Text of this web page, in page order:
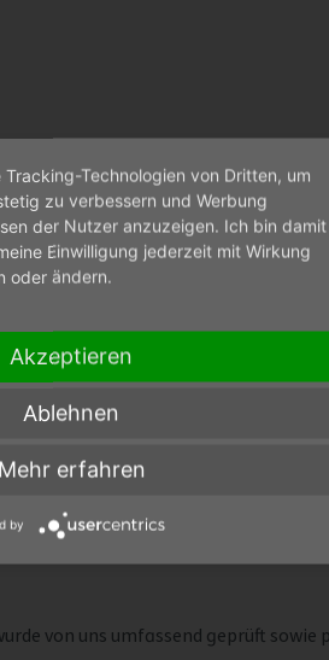
im Verstärkerbereich!
Funktionen:
von uns umfassend geprüft
Technologien von Dritten, um
zu verbessern und Werbung
der Nutzer anzuzeigen. Ich bin damit
Einwilligung jederzeit mit Wirkung
oder ändern.
Akzeptieren
Ablehnen
Mehr erfahren
by